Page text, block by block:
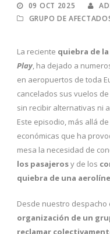
09 OCT 2025
GRUPO DE
La reciente quiebra de
Play, ha dejado a
en aeropuertos de toda
cancelados sus vuelos
sin recibir alternativas ni
Este episodio, más allá
económicas que ha
mesa la necesidad de
los pasajerosy de los
quiebra de una
Desde nuestro
organización de un
reclamar